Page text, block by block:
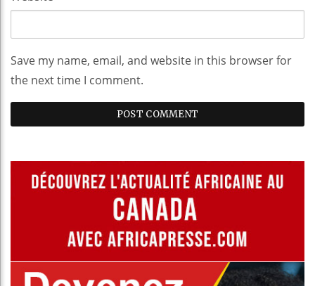
Save my name, email, and website in this browser for
the next time I comment.